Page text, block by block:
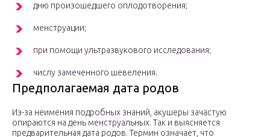
дню произошедшего оплодотворения;
менструации;
при помощи ультразвукового исследования;
числу замеченного шевеления.
Предполагаемая дата родов
Из-за неимения подробных знаний, акушеры зачастую
опираются на день менструальных. Так и выясняется
предварительная дата родов. Термин означает, что